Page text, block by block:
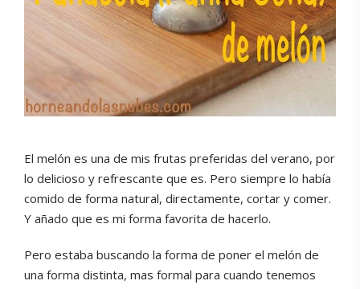
El melón es una de mis frutas preferidas del verano, por
lo delicioso y refrescante que es. Pero siempre lo había
comido de forma natural, directamente, cortar y comer.
Y añado que es mi forma favorita de hacerlo.
Pero estaba buscando la forma de poner el melón de
una forma distinta, mas formal para cuando tenemos